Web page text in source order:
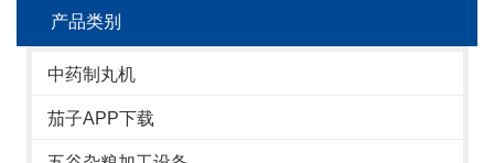
产品类别
中药制丸机
茄子APP下载